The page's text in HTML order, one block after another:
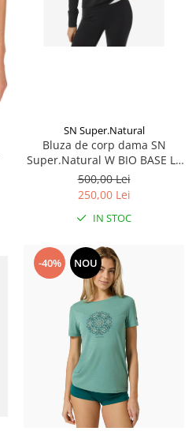
SN Super.Natural
Bluza de corp dama SN
Super.Natural W BIO BASE LS
Jet Black
500,00 Lei
250,00 Lei
IN STOC
-40% NOU